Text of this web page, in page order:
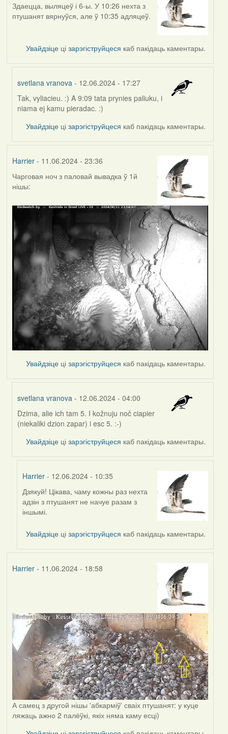
Здаецца, выляцеў і 6-ы. У 10:26 нехта з
птушанят вярнуўся, але ў 10:35 адляцеў.
Увайдзіце цізарэгіструйцеся каб пакідаць каментары.
svetlana vranova - 12.06.2024 - 17:27
In
reply
Harrier
Tak, vyliacieu. :) A 9:09 tata prynies paliuku, i
niama ej kamu pieradac. :)
Увайдзіце цізарэгіструйцеся каб пакідаць каментары.
Harrier- 11.06.2024 - 23:36
Чарговая ноч з паловай вывадка ў 1й
нішы:
Увайдзіце цізарэгіструйцеся каб пакідаць каментары.
svetlana vranova - 12.06.2024 - 04:00
In
reply
Harrier
Dzima, alie ich tam 5. I kožnuju noč ciapier
(niekaliki dzion zapar) i esc 5. :-)
Увайдзіце цізарэгіструйцеся каб пакідаць каментары.
Harrier - 12.06.2024 - 10:35
In
reply
to
svetlana
vranova
Дзякуй! Цікава, чаму кожны раз нехта
адзін з птушанят не начуе разам з
іншымі.
Увайдзіце цізарэгіструйцеся каб пакідаць каментары.
Harrier- 11.06.2024 - 18:58
А самец з другой нішы 'абкарміў' сваіх птушанят: у куце
ляжаць ажно 2 палёўкі, якіх няма каму есці)